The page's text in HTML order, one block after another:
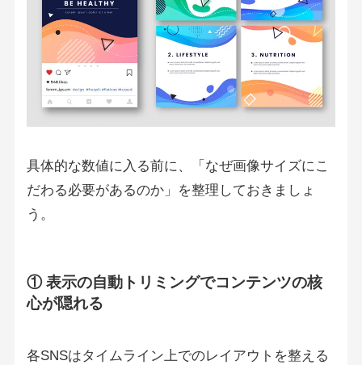
具体的な数値に入る前に、「なぜ画像サイズにこ
だわる必要があるのか」を整理しておきましょ
う。
① 表示の自動トリミングでコンテンツの核
心が隠れる
各SNSはタイムライン上でのレイアウトを整える